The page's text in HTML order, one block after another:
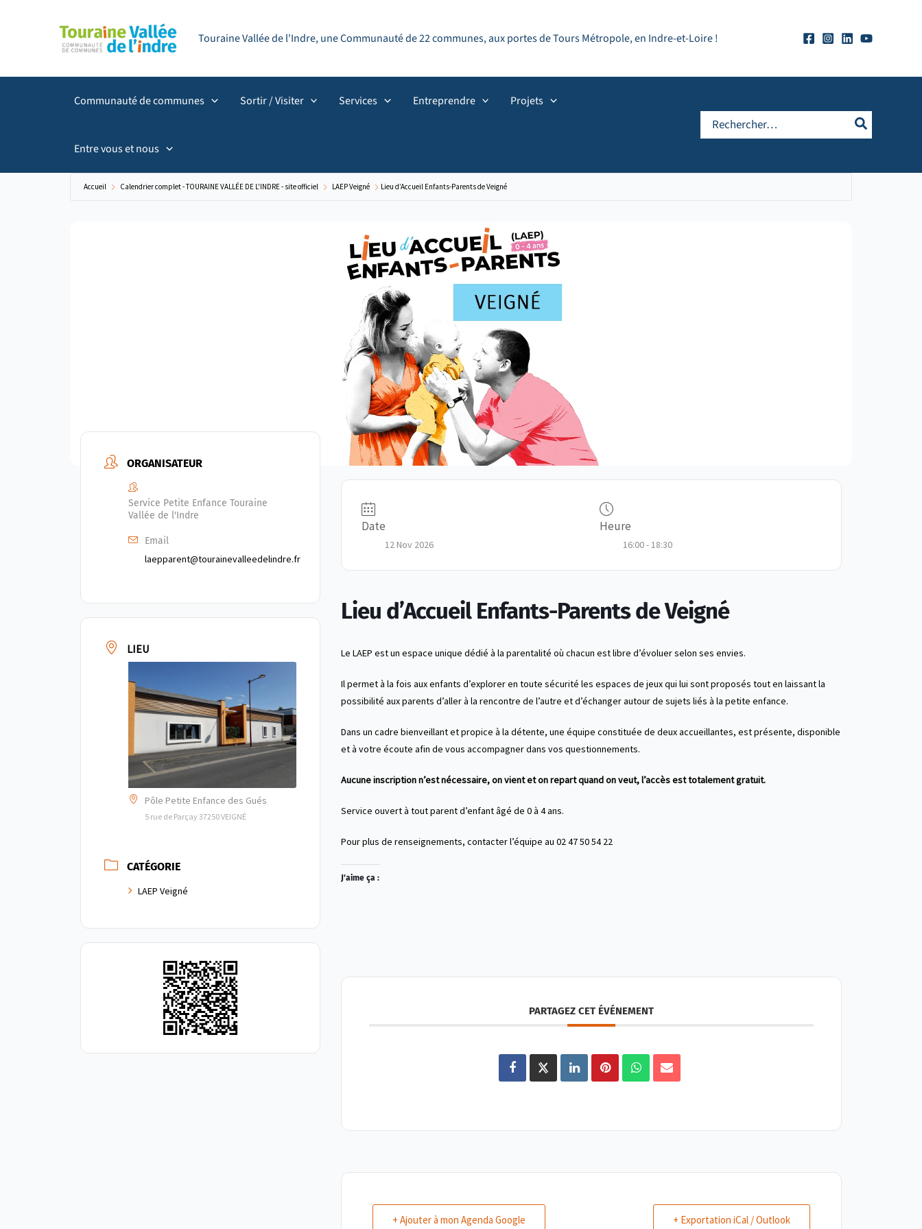
Touraine Vallée de l'Indre, une Communauté de 22 communes, aux portes de Tours Métropole, en Indre-et-Loire !
Communauté de communes Sortir / Visiter Services Entreprendre Projets
Entre vous et nous
Rechercher:
Accueil Calendrier complet - TOURAINE VALLÉE DE L'INDRE - site officiel LAEP Veigné Lieu d’Accueil Enfants-Parents de Veigné
ORGANISATEUR
Service Petite Enfance Touraine
Vallée de l'Indre
Email
laepparent@tourainevalleedelindre.fr
LIEU
Pôle Petite Enfance des Gués
5 rue de Parçay 37250 VEIGNÉ
CATÉGORIE
LAEP Veigné
Date
12 Nov 2026
Heure
16:00 - 18:30
Lieu d’Accueil Enfants-Parents de Veigné
Le LAEP est un espace unique dédié à la parentalité où chacun est libre d’évoluer selon ses envies.
Il permet à la fois aux enfants d’explorer en toute sécurité les espaces de jeux qui lui sont proposés tout en laissant la
possibilité aux parents d’aller à la rencontre de l’autre et d’échanger autour de sujets liés à la petite enfance.
Dans un cadre bienveillant et propice à la détente, une équipe constituée de deux accueillantes, est présente, disponible
et à votre écoute afin de vous accompagner dans vos questionnements.
Aucune inscription n’est nécessaire, on vient et on repart quand on veut, l’accès est totalement gratuit.
Service ouvert à tout parent d’enfant âgé de 0 à 4 ans.
Pour plus de renseignements, contacter l’équipe au 02 47 50 54 22
J’aime ça :
PARTAGEZ CET ÉVÉNEMENT
+ Ajouter à mon Agenda Google + Exportation iCal / Outlook